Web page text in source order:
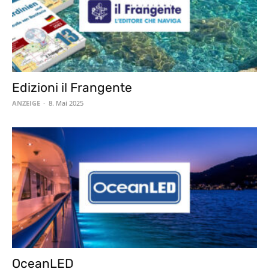
Edizioni il Frangente
ANZEIGE - 8. Mai 2025
OceanLED